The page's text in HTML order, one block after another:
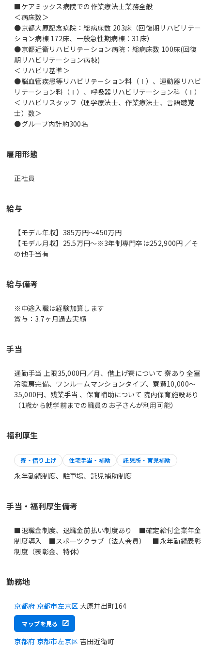
■ケアミックス病院での作業療法士業務全般
＜病床数＞
●京都大原記念病院：総病床数 203床（回復期リハビリテー
ション病棟 172床、一般急性期病棟：31床）
●京都近衛リハビリテーション病院：総病床数 100床(回復
期リハビリテーション病棟)
＜リハビリ基準＞
●脳血管疾患等リハビリテーション料（Ⅰ）、運動器リハビ
リテーション料（Ⅰ）、呼吸器リハビリテーション科（Ⅰ）
＜リハビリスタッフ（理学療法士、作業療法士、言語聴覚
士）数＞
●グループ内計約300名
雇用形態
正社員
給与
【モデル年収】385万円〜450万円
【モデル月収】25.5万円〜※3年制専門卒は252,900円 ／そ
の他手当有
給与備考
※中途入職は経験加算します
賞与：3.7ヶ月過去実績
手当
通勤手当 上限35,000円／月、借上げ寮について 寮あり 全室
冷暖房完備、ワンルームマンションタイプ、寮費10,000～
35,000円、残業手当 、保育補助について 院内保育施設あり
（1歳から就学前までの職員のお子さんが利用可能）
福利厚生
寮・借り上げ 住宅手当・補助 託児所・育児補助
永年勤続制度、駐車場、託児補助制度
手当・福利厚生備考
■退職金制度、退職金前払い制度あり ■確定給付企業年金
制度導入 ■スポーツクラブ（法人会員） ■永年勤続表彰
制度（表彰金、特休）
勤務地
京都府 京都市左京区 大原井出町164
マップを見る
京都府 京都市左京区 吉田近衛町